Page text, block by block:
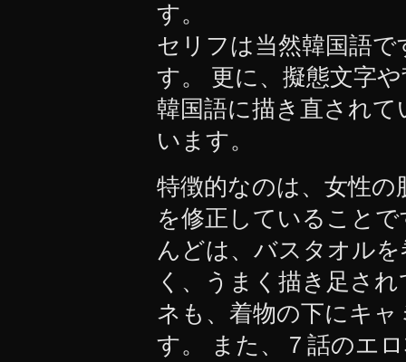
す。
セリフは当然韓国語
す。 更に、擬態文字
韓国語に描き直され
います。
特徴的なのは、女性
を修正していること
んどは、バスタオル
く、うまく描き足さ
ネも、着物の下にキ
す。 また、７話のエ